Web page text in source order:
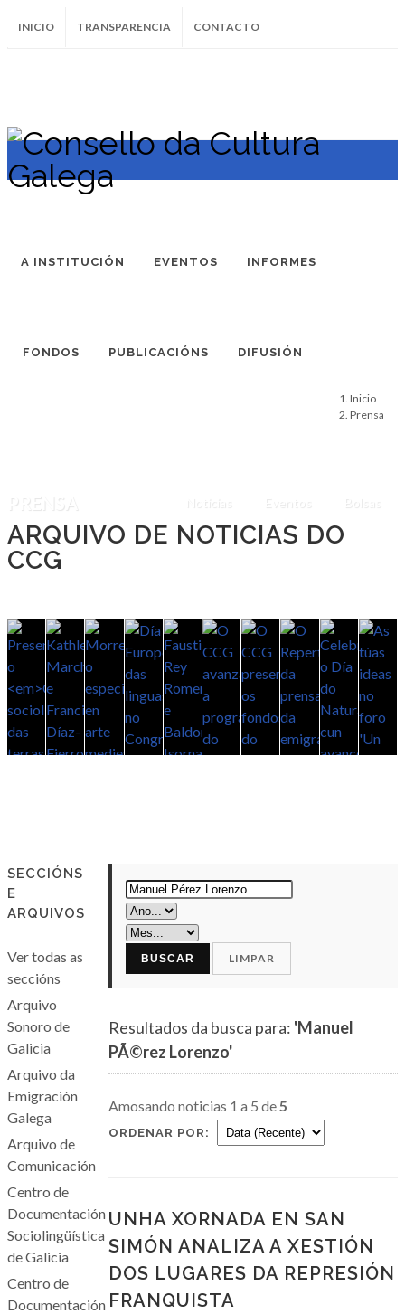
INICIO TRANSPARENCIA CONTACTO
InstagramFacebookTwitter Soundcloud
Youtube
A INSTITUCIÓN EVENTOS INFORMES
FONDOS PUBLICACIÓNS DIFUSIÓN
PRENSA
ARQUIVO DE NOTICIAS DO
CCG
Inicio
Prensa
SECCIÓNS
E
ARQUIVOS
Ver todas as
seccións
Arquivo
Sonoro de
Galicia
Arquivo da
Emigración
Galega
Arquivo de
Comunicación
Centro de
Documentación
Sociolingüística
de Galicia
Centro de
Documentación
BUSCAR LIMPAR
Resultados da busca para: 'Manuel
PÃ©rez Lorenzo'
Amosando noticias 1 a 5 de5
ORDENAR POR:
UNHA XORNADA EN SAN
SIMÓN ANALIZA A XESTIÓN
DOS LUGARES DA REPRESIÓN
FRANQUISTA